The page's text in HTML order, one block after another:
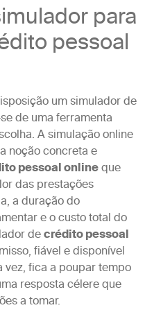
para
pessoal
um simulador de
de uma ferramenta
A simulação online
noção concreta e
pessoal onlineque
das prestações
a duração do
e o custo total do
decrédito pessoal
fiável e disponível
fica a poupar tempo
resposta célere que
a tomar.